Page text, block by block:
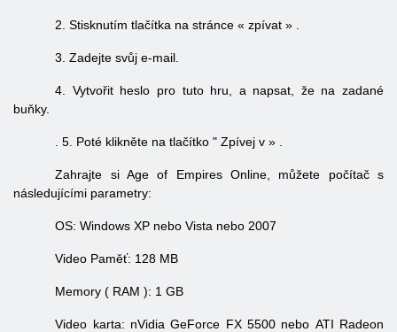
2. Stisknutím tlačítka na stránce « zpívat»
3.Zadejte svůj e-mail.
4. Vytvořit heslo pro tuto hru, a napsat, že na zadané
buňky.
. 5. Poté klikněte na tlačítko " Zpívej v»
Zahrajte si Age of Empires Online, můžete počítač s
následujícími parametry:
OS: Windows XP nebo Vista nebo 2007
Video Paměť: 128 MB
Memory ( RAM): 1 GB
Video karta: nVidia GeForce FX 5500 nebo ATI Radeon